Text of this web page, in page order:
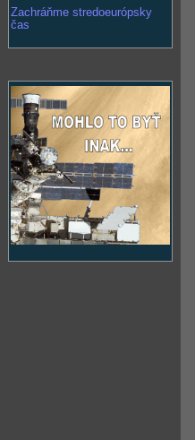
Zachráňme stredoeurópsky
čas